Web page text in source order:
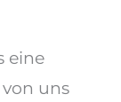
eine
uns